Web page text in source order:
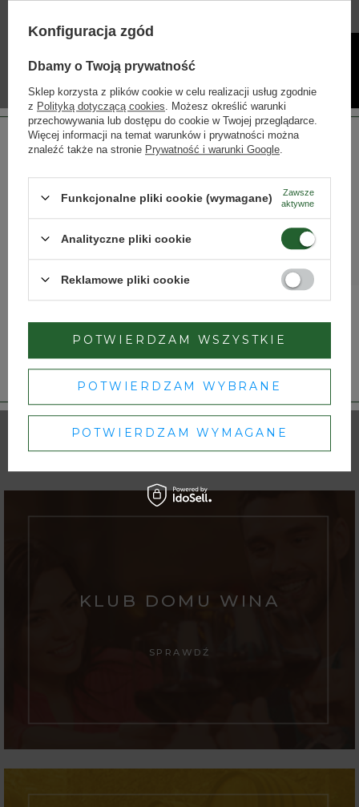
KLUB DOMU WINA
SPRAWDŹ
Strona przeznaczona dla osób pełnoletnich.
Czy masz ukończone 18 lat?
TAK NIE
Dbamy o Twoją prywatność
Konfiguracja zgód
Dbamy o Twoją prywatność
Sklep korzysta z plików cookie w celu realizacji usług zgodnie
z Polityką dotyczącą cookies . Możesz określić warunki
przechowywania lub dostępu do cookie w Twojej przeglądarce.
Więcej informacji na temat warunków i prywatności można
znaleźć także na stronie Prywatność i warunki Google
Funkcjonalne pliki cookie (wymagane)
Zawsze
aktywne
Analityczne pliki cookie
Reklamowe pliki cookie
POTWIERDZAM WYBRANE
POTWIERDZAM WYMAGANE
POTWIERDZAM WSZYSTKIE